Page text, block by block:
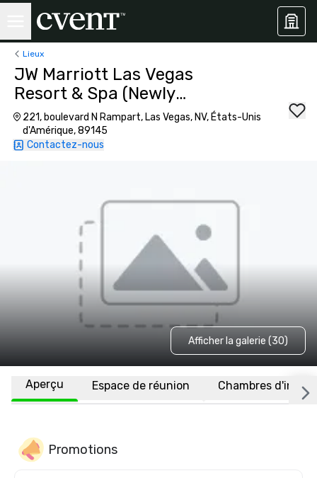
Lieux
JW Marriott Las Vegas
Resort & Spa (Newly
Renovated)
221, boulevard N Rampart, Las Vegas, NV, États-Unis
d'Amérique, 89145
Contactez-nous
Afficher la galerie (30)
Aperçu Espace de réunion Chambres
Promotions